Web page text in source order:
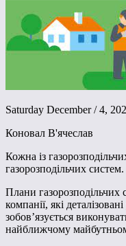
Saturday December / 4,
Коновал В'ячеслав
Кожна із
газорозподільчих систем.
Плани газорозподільчих
компанії, які
зобов’язується
найближчому